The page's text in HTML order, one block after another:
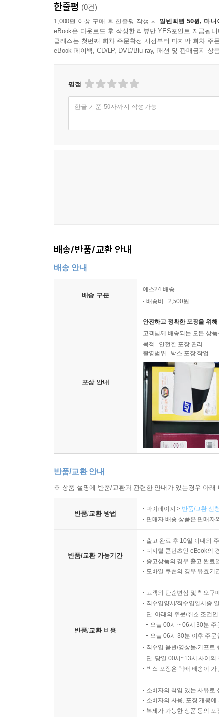
한줄평 (0건)
1,000원 이상 구매 후 한줄평 작성 시 일반회원 50원, 마니
eBook은 다운로드 후 작성한 리뷰만 YES포인트 지급됩니
클래스는 첫번째 회차 주문확정 시점부터 마지막 회차 주
eBook 페이백, CD/LP, DVD/Blu-ray, 패션 및 판매금지 상
평점
한글 기준 50자까지 작성가능
배송/반품/교환 안내
배송 안내
배송 구분
예스24 배송
배송비 : 2,500원
포장 안내
안전하고 정확한 포장을 위
고객님께 배송되는 모든 상
목적 : 안전한 포장 관리
촬영범위 : 박스 포장 작업
반품/교환 안내
※ 상품 설명에 반품/교환과 관련한 안내가 있는경우 아
반품/교환 방법
마이페이지 > 반품/교환 신
판매자 배송 상품은 판매자
반품/교환 가능기간
출고 완료 후 10일 이내의
디지털 콘텐츠인 eBook의
중고상품의 경우 출고 완료
모바일 쿠폰의 경우 유효기
반품/교환 비용
고객의 단순변심 및 착오구
직수입양서/직수입일서중
단, 아래의 주문/취소 조건
오늘 00시 ~ 06시 30분
오늘 06시 30분 이후 주
직수입 음반/영상물/기프트
단, 당일 00시~13시 사이의
박스 포장은 택배 배송이
소비자의 책임 있는 사유로
소비자의 사용, 포장 개봉
복제가 가능한 상품 등의